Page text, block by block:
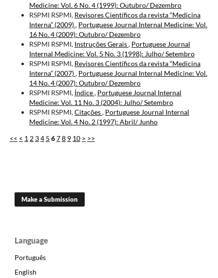
Medicine: Vol. 6 No. 4 (1999): Outubro/ Dezembro
RSPMI RSPMI, Revisores Científicos da revista “Medicina
Interna” (2009), Portuguese Journal Internal Medicine: Vol.
16 No. 4 (2009): Outubro/ Dezembro
RSPMI RSPMI, Instruções Gerais, Portuguese Journal
Internal Medicine: Vol. 5 No. 3 (1998): Julho/ Setembro
RSPMI RSPMI, Revisores Científicos da revista “Medicina
Interna” (2007), Portuguese Journal Internal Medicine: Vol.
14 No. 4 (2007): Outubro/ Dezembro
RSPMI RSPMI, Índice, Portuguese Journal Internal
Medicine: Vol. 11 No. 3 (2004): Julho/ Setembro
RSPMI RSPMI,Citações, Portuguese Journal Internal
Medicine: Vol. 4 No. 2 (1997): Abril/ Junho
<< < 1 2 34 5 678 9 10 > >>
Make a Submission
Language
Português
English